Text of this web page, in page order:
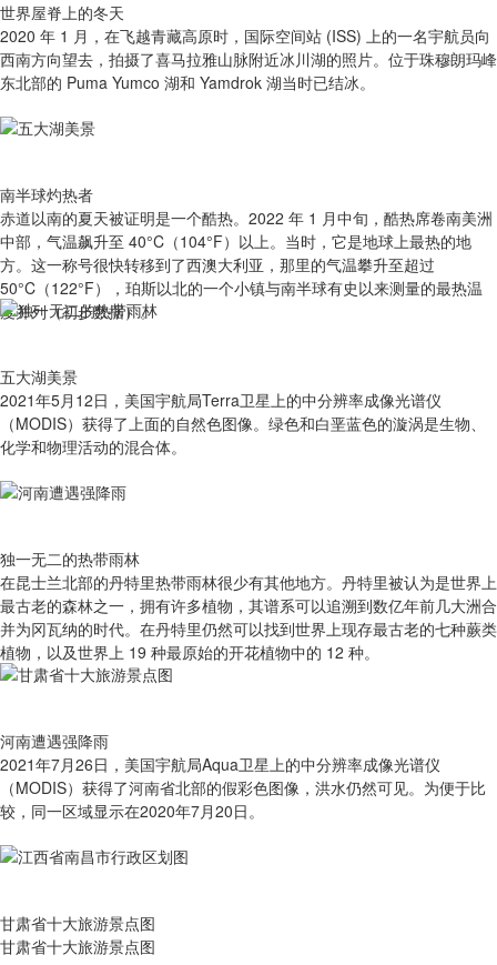
世界屋脊上的冬天
2020 年 1 月，在飞越青藏高原时，国际空间站 (ISS) 上的一名宇航员向
西南方向望去，拍摄了喜马拉雅山脉附近冰川湖的照片。位于珠穆朗玛峰
东北部的 Puma Yumco 湖和 Yamdrok 湖当时已结冰。
南半球灼热者
赤道以南的夏天被证明是一个酷热。2022 年 1 月中旬，酷热席卷南美洲
中部，气温飙升至 40°C（104°F）以上。当时，它是地球上最热的地
方。这一称号很快转移到了西澳大利亚，那里的气温攀升至超过
50°C（122°F），珀斯以北的一个小镇与南半球有史以来测量的最热温
度并列（初步数据）。
五大湖美景
2021年5月12日，美国宇航局Terra卫星上的中分辨率成像光谱仪
（MODIS）获得了上面的自然色图像。绿色和白垩蓝色的漩涡是生物、
化学和物理活动的混合体。
独一无二的热带雨林
在昆士兰北部的丹特里热带雨林很少有其他地方。丹特里被认为是世界上
最古老的森林之一，拥有许多植物，其谱系可以追溯到数亿年前几大洲合
并为冈瓦纳的时代。在丹特里仍然可以找到世界上现存最古老的七种蕨类
植物，以及世界上 19 种最原始的开花植物中的 12 种。
河南遭遇强降雨
2021年7月26日，美国宇航局Aqua卫星上的中分辨率成像光谱仪
（MODIS）获得了河南省北部的假彩色图像，洪水仍然可见。为便于比
较，同一区域显示在2020年7月20日。
甘肃省十大旅游景点图
甘肃省十大旅游景点图